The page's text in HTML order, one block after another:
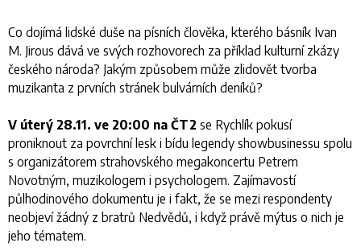
Co dojímá lidské duše na písních člověka, kterého básník Ivan
M. Jirous dává ve svých rozhovorech za příklad kulturní zkázy
českého národa? Jakým způsobem může zlidovět tvorba
muzikanta z prvních stránek bulvárních deníků?
V úterý 28.11. ve 20:00 na ČT2 se Rychlík pokusí
proniknout za povrchní lesk i bídu legendy showbusinessu spolu
s organizátorem strahovského megakoncertu Petrem
Novotným, muzikologem i psychologem. Zajímavostí
půlhodinového dokumentu je i fakt, že se mezi respondenty
neobjeví žádný z bratrů Nedvědů, i když právě mýtus o nich je
jeho tématem.